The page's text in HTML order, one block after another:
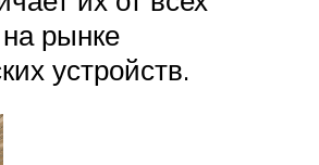
рынке
устройств.